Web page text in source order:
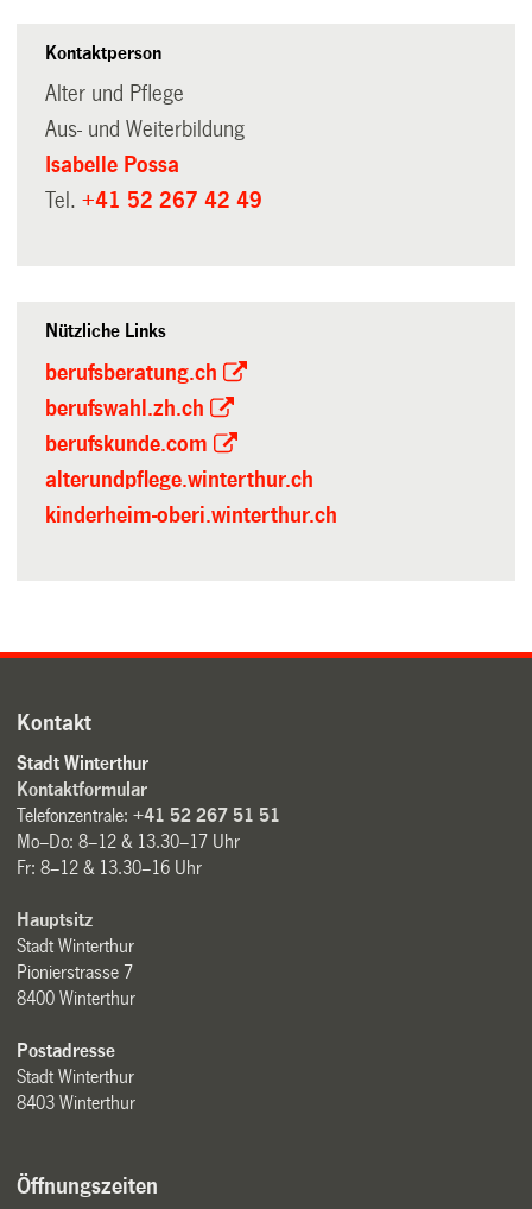
Kontaktperson
Alter und Pflege
Aus- und Weiterbildung
Isabelle Possa
Tel.+41 52 267 42 49
Nützliche Links
berufsberatung.ch
berufswahl.zh.ch
berufskunde.com
alterundpflege.winterthur.ch
kinderheim-oberi.winterthur.ch
Kontakt
Stadt Winterthur
Kontaktformular
Telefonzentrale:+41 52 267 51 51
Mo–Do: 8–12 & 13.30–17 Uhr
Fr: 8–12 & 13.30–16 Uhr
Hauptsitz
Stadt Winterthur
Pionierstrasse 7
8400 Winterthur
Postadresse
Stadt Winterthur
8403 Winterthur
Öffnungszeiten